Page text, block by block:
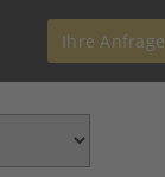
Ihre Anfrage